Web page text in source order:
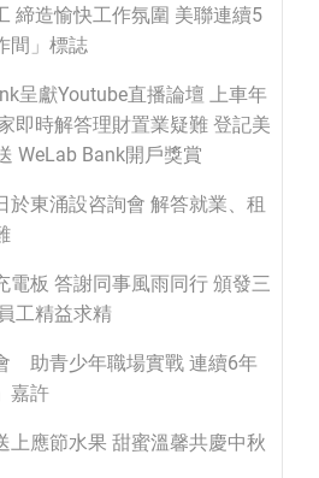
締造愉快工作氛圍 美聯連續5
間」標誌
呈獻Youtube直播論壇 上車年
即時解答理財置業疑難 登記美
WeLab Bank開戶獎賞
於東涌設咨詢會 解答就業、租
電板 答謝同事風雨同行 頒發三
工精益求精
助青少年職場實戰 連續6年
嘉許
上應節水果 甜蜜溫馨共慶中秋